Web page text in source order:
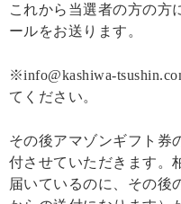
これから当選者の方の方
ールをお送ります。
※info@kashiwa-
てください。
その後アマゾンギフト券
付させていただきます。
届いているのに、その後